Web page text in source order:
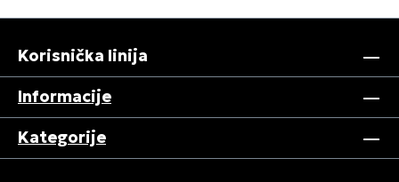
Korisnička linija
Informacije
Kategorije